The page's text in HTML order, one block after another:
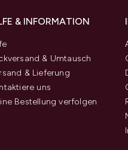
& INFORMATION
& Umtausch
& Lieferung
uns
Bestellung verfolgen